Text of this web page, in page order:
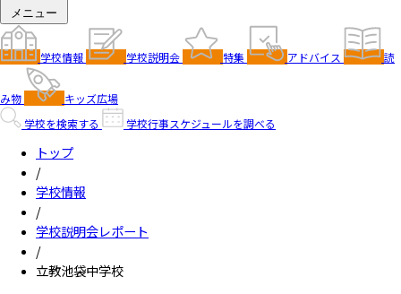
メニュー
学校情報 学校説明会 特集 アドバイス 読
み物
キッズ広場
学校を検索する
学校行事スケジュールを調べる
トップ
/
学校情報
/
学校説明会レポート
/
立教池袋中学校